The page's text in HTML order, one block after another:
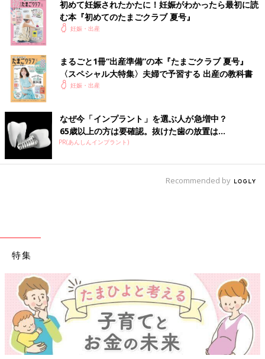
初めて妊娠されたかたに！妊娠がわかったら最初に読
む本『初めてのたまごクラブ 夏号』
妊娠・出産
まるごと1冊“出産準備”の本『たまごクラブ 夏号』
〈スペシャル大特集〉夫婦で予習する 出産の教科書
妊娠・出産
なぜ今「インプラント」を選ぶ人が急増中？
65歳以上の方は要確認。抜けた歯の放置は...
PR(あんしんインプラント)
Recommended by
特集